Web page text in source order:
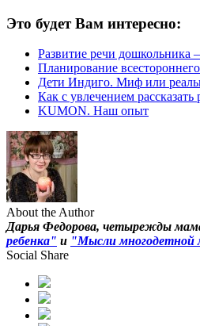
Это будет Вам интересно:
Развитие речи дошкольника
Планирование
Дети Индиго. Миф или
Как с увлечением
KUMON. Наш опыт
About the Author
Дарья Федорова, четырежды
ребенка" и "Мысли многодетной
Social Share